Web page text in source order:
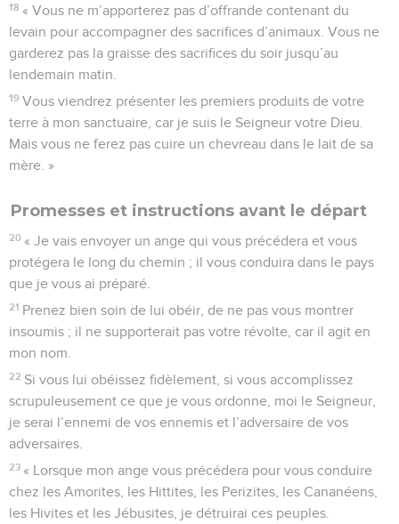
18 « Vous ne m’apporterez pas d’offrande contenant du
levain pour accompagner des sacrifices d’animaux. Vous ne
garderez pas la graisse des sacrifices du soir jusqu’au
lendemain matin.
19 Vous viendrez présenter les premiers produits de votre
terre à mon sanctuaire, car je suis le Seigneur votre Dieu.
Mais vous ne ferez pas cuire un chevreau dans le lait de sa
mère. »
Promesses et instructions avant le départ
20 « Je vais envoyer un ange qui vous précédera et vous
protégera le long du chemin ; il vous conduira dans le pays
que je vous ai préparé.
21 Prenez bien soin de lui obéir, de ne pas vous montrer
insoumis ; il ne supporterait pas votre révolte, car il agit en
mon nom.
22 Si vous lui obéissez fidèlement, si vous accomplissez
scrupuleusement ce que je vous ordonne, moi le Seigneur,
je serai l’ennemi de vos ennemis et l’adversaire de vos
adversaires.
23 « Lorsque mon ange vous précédera pour vous conduire
chez les Amorites, les Hittites, les Perizites, les Cananéens,
les Hivites et les Jébusites, je détruirai ces peuples.